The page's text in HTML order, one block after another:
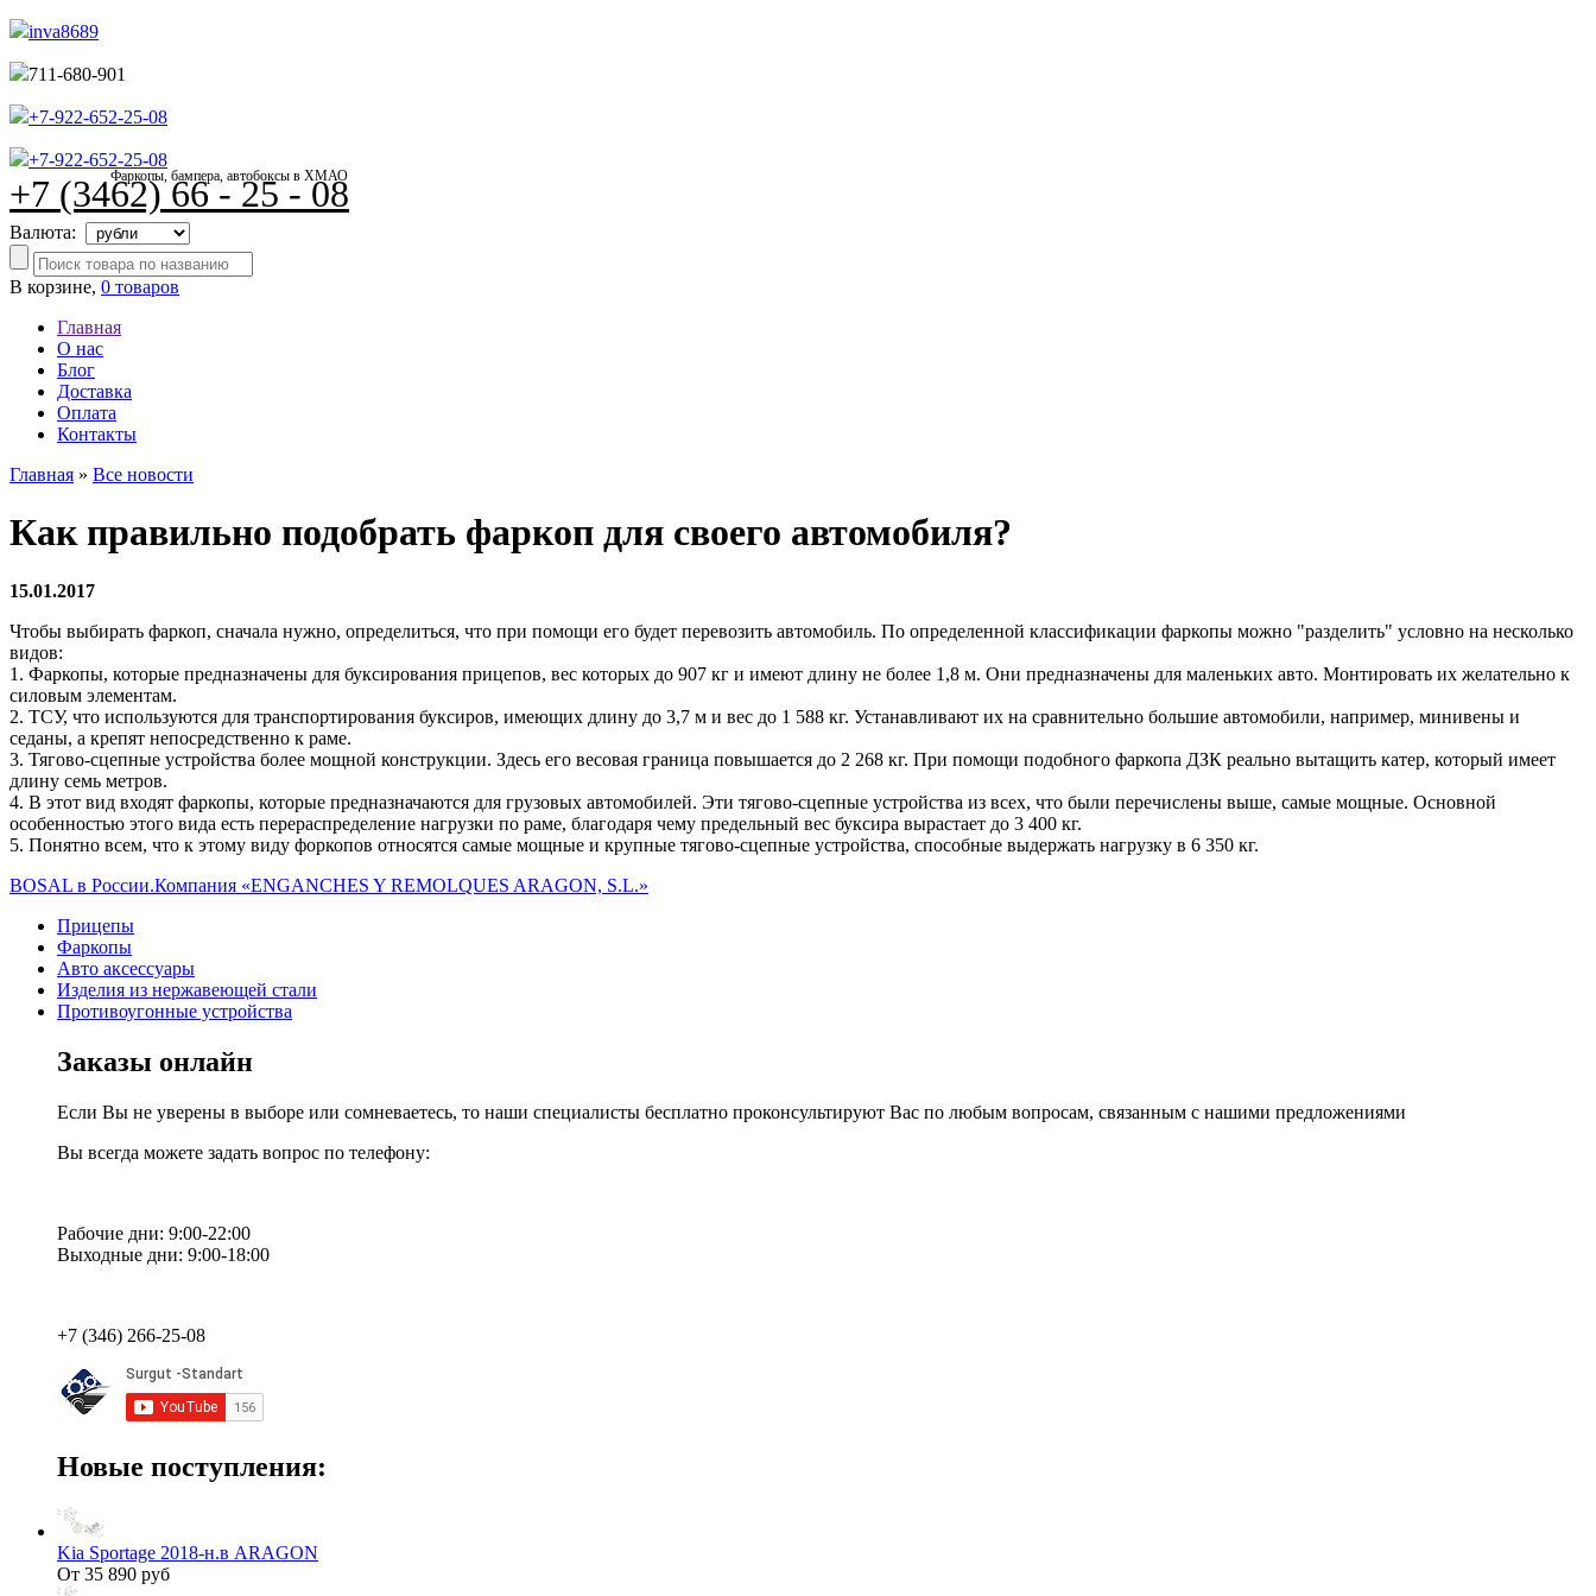
Фаркопы, бампера, автобоксы в ХМАО
inva8689
711-680-901
+7-922-652-25-08
+7-922-652-25-08
+7 (3462) 66 - 25 - 08
Валюта:
В корзине, 0 товаров
Главная
О нас
Блог
Доставка
Оплата
Контакты
Главная » Все новости
Как правильно подобрать фаркоп для своего автомобиля?
15.01.2017
Чтобы выбирать фаркоп, сначала нужно, определиться, что при помощи его будет перевозить автомобиль. По определенной классификации фаркопы можно "разделить" условно на несколько
видов:
1. Фаркопы, которые предназначены для буксирования прицепов, вес которых до 907 кг и имеют длину не более 1,8 м. Они предназначены для маленьких авто. Монтировать их желательно к
силовым элементам.
2. ТСУ, что используются для транспортирования буксиров, имеющих длину до 3,7 м и вес до 1 588 кг. Устанавливают их на сравнительно большие автомобили, например, минивены и
седаны, а крепят непосредственно к раме.
3. Тягово-сцепные устройства более мощной конструкции. Здесь его весовая граница повышается до 2 268 кг. При помощи подобного фаркопа ДЗК реально вытащить катер, который имеет
длину семь метров.
4. В этот вид входят фаркопы, которые предназначаются для грузовых автомобилей. Эти тягово-сцепные устройства из всех, что были перечислены выше, самые мощные. Основной
особенностью этого вида есть перераспределение нагрузки по раме, благодаря чему предельный вес буксира вырастает до 3 400 кг.
5. Понятно всем, что к этому виду форкопов относятся самые мощные и крупные тягово-сцепные устройства, способные выдержать нагрузку в 6 350 кг.
BOSAL в России.Компания «ENGANCHES Y REMOLQUES ARAGON, S.L.»
Прицепы
Фаркопы
Авто аксессуары
Изделия из нержавеющей стали
Противоугонные устройства
Заказы онлайн
Если Вы не уверены в выборе или сомневаетесь, то наши специалисты бесплатно проконсультируют Вас по любым вопросам, связанным с нашими предложениями
Вы всегда можете задать вопрос по телефону:
Рабочие дни: 9:00-22:00
Выходные дни: 9:00-18:00
+7 (346) 266-25-08
Новые поступления:
Kia Sportage 2018-н.в ARAGON
От 35 890 руб